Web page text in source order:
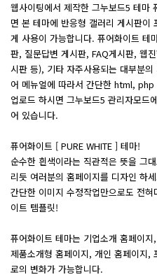
웹사이팅에서 제작한 그누보드5 테마
면 본 테마에 반응형 갤러리 게시판이
게 사용이 가능합니다. 퓨어화이트 테
판, 질문답변 게시판, FAQ게시판, 웹
시판 등), 기타 자주사용되는 대부분
어 메뉴얼에 따라서 간단한 html,
업로드 하시면 그누보드5 관리자모드
어 있습니다.
퓨어화이트 [ PURE WHITE ] 테마!
순수한 흰색이라는 직관적은 뜻을 그
리듯 여러분의 홈페이지를 디자인 하
간단한 이미지 수정작업만으로도 전
이트 템플릿!
퓨어화이트 테마는 기업소개 홈페이
제품소개형 홈페이지, 개인 홈페이지,
로의 변화가 가능합니다.